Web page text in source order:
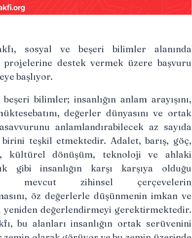
sosyal ve beşeri bilimler alanında
projelerine destek vermek üzere başvuru
başlıyor.
bilimler; insanlığın anlam arayışını,
değerler dünyasını ve ortak
anlamlandırabilecek az sayıda
birini teşkil etmektedir. Adalet, barış, göç,
kültürel dönüşüm, teknoloji ve ahlaki
gibi insanlığın karşı karşıya olduğu
mevcut zihinsel çerçevelerin
öz değerlerle düşünmenin imkan ve
yeniden değerlendirmeyi gerektirmektedir.
bu alanları insanlığın ortak serüvenini